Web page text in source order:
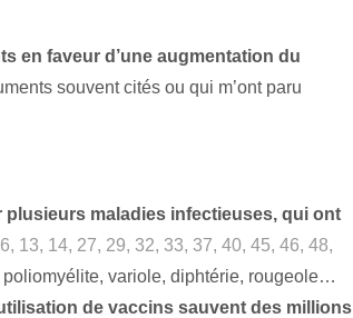
en faveur d’une augmentation du
souvent cités ou qui m’ont paru
plusieurs maladies infectieuses, qui ont
13, 14, 27, 29, 32, 33, 37, 40, 45, 46, 48,
poliomyélite, variole, diphtérie, rougeole…
de vaccins sauvent des millions